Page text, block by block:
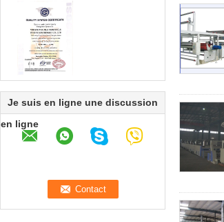
Je suis en ligne une discussion
en ligne